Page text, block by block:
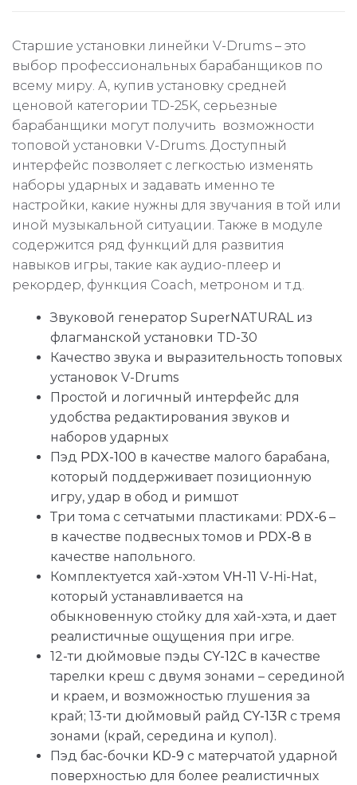
Старшие установки линейки V-Drums – это
выбор профессиональных барабанщиков по
всему миру. А, купив установку средней
ценовой категории TD-25K, серьезные
барабанщики могут получить возможности
топовой установки V-Drums. Доступный
интерфейс позволяет с легкостью изменять
наборы ударных и задавать именно те
настройки, какие нужны для звучания в той или
иной музыкальной ситуации. Также в модуле
содержится ряд функций для развития
навыков игры, такие как аудио-плеер и
рекордер, функция Coach, метроном и т.д.
Звуковой генератор SuperNATURAL из
флагманской установки TD-30
Качество звука и выразительность топовых
установок V-Drums
Простой и логичный интерфейс для
удобства редактирования звуков и
наборов ударных
Пэд PDX-100 в качестве малого барабана,
который поддерживает позиционную
игру, удар в обод и римшот
Три тома с сетчатыми пластиками: PDX-6 –
в качестве подвесных томов и PDX-8 в
качестве напольного.
Комплектуется хай-хэтом VH-11 V-Hi-Hat,
который устанавливается на
обыкновенную стойку для хай-хэта, и дает
реалистичные ощущения при игре.
12-ти дюймовые пэды CY-12C в качестве
тарелки креш с двумя зонами – серединой
и краем, и возможностью глушения за
край; 13-ти дюймовый райд CY-13R с тремя
зонами (край, середина и купол).
Пэд бас-бочки KD-9 с матерчатой ударной
поверхностью для более реалистичных